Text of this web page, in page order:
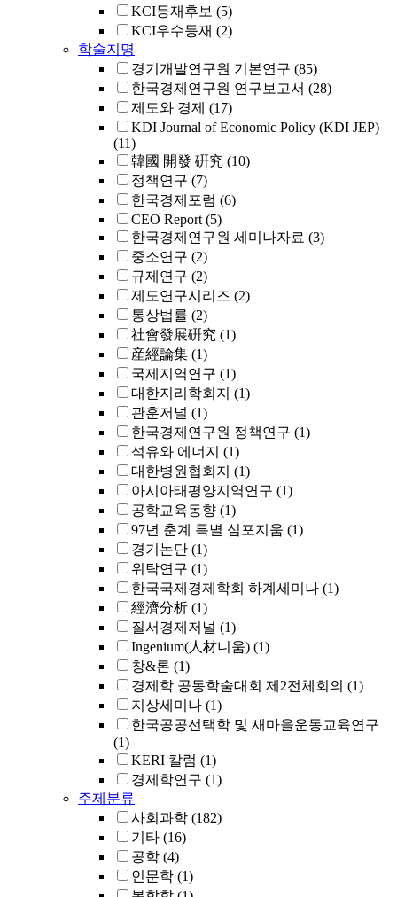
KCI등재후보 (5)
KCI우수등재 (2)
학술지명
경기개발연구원 기본연구 (85)
한국경제연구원 연구보고서 (28)
제도와 경제 (17)
KDI Journal of Economic Policy (KDI JEP)
(11)
韓國 開發 硏究 (10)
정책연구 (7)
한국경제포럼 (6)
CEO Report (5)
한국경제연구원 세미나자료 (3)
중소연구 (2)
규제연구 (2)
제도연구시리즈 (2)
통상법률 (2)
社會發展硏究 (1)
産經論集 (1)
국제지역연구 (1)
대한지리학회지 (1)
관훈저널 (1)
한국경제연구원 정책연구 (1)
석유와 에너지 (1)
대한병원협회지 (1)
아시아태평양지역연구 (1)
공학교육동향 (1)
97년 춘계 특별 심포지움 (1)
경기논단 (1)
위탁연구 (1)
한국국제경제학회 하계세미나 (1)
經濟分析 (1)
질서경제저널 (1)
Ingenium(人材니움) (1)
창&론 (1)
경제학 공동학술대회 제2전체회의 (1)
지상세미나 (1)
한국공공선택학 및 새마을운동교육연구
(1)
KERI 칼럼 (1)
경제학연구 (1)
주제분류
사회과학 (182)
기타 (16)
공학 (4)
인문학 (1)